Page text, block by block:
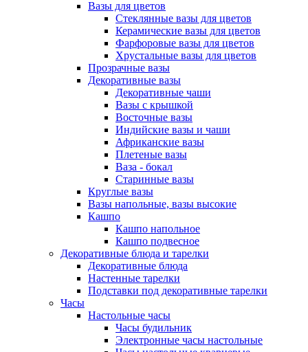
Вазы для цветов
Стеклянные вазы для цветов
Керамические вазы для цветов
Фарфоровые вазы для цветов
Хрустальные вазы для цветов
Прозрачные вазы
Декоративные вазы
Декоративные чаши
Вазы с крышкой
Восточные вазы
Индийские вазы и чаши
Африканские вазы
Плетеные вазы
Ваза - бокал
Старинные вазы
Круглые вазы
Вазы напольные, вазы высокие
Кашпо
Кашпо напольное
Кашпо подвесное
Декоративные блюда и тарелки
Декоративные блюда
Настенные тарелки
Подставки под декоративные тарелки
Часы
Настольные часы
Часы будильник
Электронные часы настольные